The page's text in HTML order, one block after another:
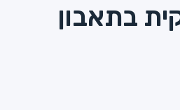
בתאבון